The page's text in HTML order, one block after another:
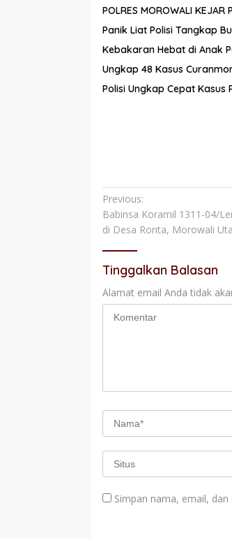
POLRES MOROWALI KEJAR
Panik Liat Polisi Tangkap
Kebakaran Hebat di Anak
Ungkap 48 Kasus
Polisi Ungkap Cepat Kasus
Navigasi
pos
Previous:
Babinsa Koramil 1311-04/
di Desa Ronta, Morowali
Tinggalkan Balasan
Alamat email Anda tidak
Simpan nama, email,